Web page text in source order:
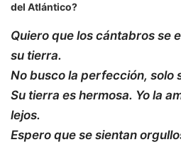
del Atlántico?
Quiero que los cántabros se
su tierra.
No busco la perfección, solo
Su tierra es hermosa. Yo la
lejos.
Espero que se sientan